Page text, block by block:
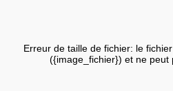
Erreur de taille de fichier: le
({image_fichier}) et ne peut